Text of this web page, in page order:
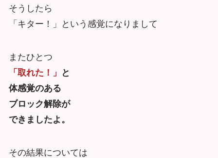
そうしたら
「キター！」という感覚になりまして
またひとつ
「取れた！」
と
体感覚のある
ブロック解除が
できましたよ。
その結果については